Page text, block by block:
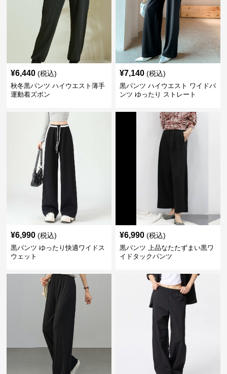
¥6,440 (税込)
秋冬黒パンツ ハイウエスト薄手
運動着ズボン
¥7,140 (税込)
黒パンツ ハイウエスト ワイドパ
ンツ ゆったり ストレート
¥6,990 (税込)
黒パンツ ゆったり快適ワイドス
ウェット
¥6,990 (税込)
黒パンツ 上品なたたずまい黒ワ
イドタックパンツ